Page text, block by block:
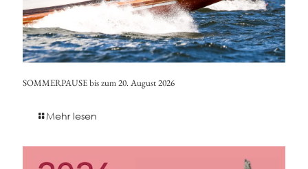
SOMMERPAUSE bis zum 20. August 2026
Mehr lesen